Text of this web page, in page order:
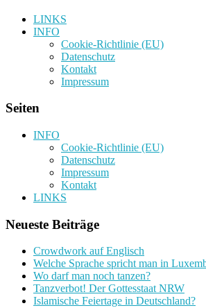
LINKS
INFO
Cookie-Richtlinie (EU)
Datenschutz
Kontakt
Impressum
Seiten
INFO
Cookie-Richtlinie (EU)
Datenschutz
Impressum
Kontakt
LINKS
Neueste Beiträge
Crowdwork auf Englisch
Welche Sprache spricht man in
Wo darf man noch tanzen?
Tanzverbot! Der Gottesstaat NRW
Islamische Feiertage in Deutschland?